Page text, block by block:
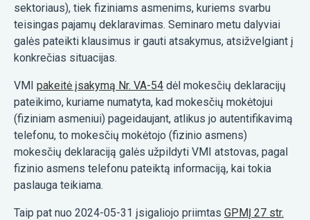
sektoriaus), tiek fiziniams asmenims, kuriems svarbu
teisingas pajamų deklaravimas. Seminaro metu dalyviai
galės pateikti klausimus ir gauti atsakymus, atsižvelgiant į
konkrečias situacijas.
VMI pakeitė įsakymą Nr. VA-54 dėl mokesčių deklaracijų
pateikimo, kuriame numatyta, kad mokesčių mokėtojui
(fiziniam asmeniui) pageidaujant, atlikus jo autentifikavimą
telefonu, to mokesčių mokėtojo (fizinio asmens)
mokesčių deklaraciją galės užpildyti VMI atstovas, pagal
fizinio asmens telefonu pateiktą informaciją, kai tokia
paslauga teikiama.
Taip pat nuo 2024-05-31 įsigaliojo priimtas GPMĮ 27 str.